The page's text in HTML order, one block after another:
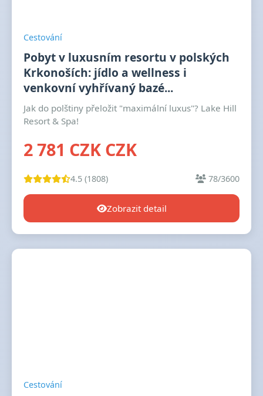
Cestování
Pobyt v luxusním resortu v polských
Krkonoších: jídlo a wellness i
venkovní vyhřívaný bazé...
Jak do polštiny přeložit "maximální luxus"? Lake Hill
Resort & Spa!
2 781 CZK CZK
4.5 (1808) 78/3600
Zobrazit detail
Cestování